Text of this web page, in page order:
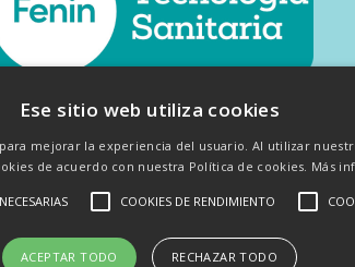
General de Colegios Oficiales de Podólogos
Ese sitio web utiliza cookies
mejorar la experiencia del usuario. Al utilizar
de acuerdo con nuestra Política de cookies. Más
COOKIES DE RENDIMIENTO
ACEPTAR TODO RECHAZAR TODO